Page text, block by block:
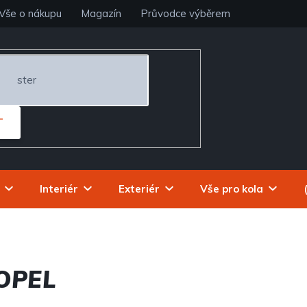
o nákupu Magazín Průvodce výběrem
Interiér Exteriér Vše pro kola